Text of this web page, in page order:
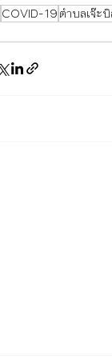
COVID-19ตำบลเจ๊ะ